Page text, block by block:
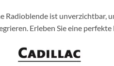
Radioblende ist unverzichtbar,
Erleben Sie eine